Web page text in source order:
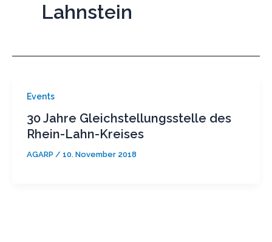
Lahnstein
Events
30 Jahre Gleichstellungsstelle des
Rhein-Lahn-Kreises
AGARP / 10. November 2018